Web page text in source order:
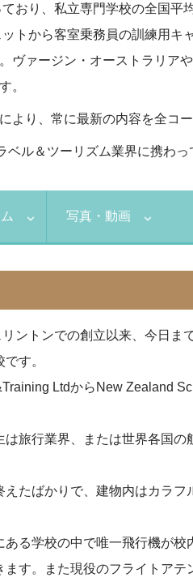
おり、私立専門学校の全国平
トから客室乗務員の訓練用
ヴァージン・オーストラリア
。
より、常に最新の内容を全コ
ル＆ツーリズム業界に携わ
写真・動画
ントンでの創立以来、今日
す。
LtdからNew Zealand
旅行業界、または世界各国
たばかりで、建物内はカラ
る学校の中で唯一飛行機が
す。また現役のフライトア